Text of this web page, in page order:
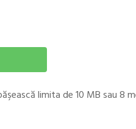
limita de 10 MB sau 8